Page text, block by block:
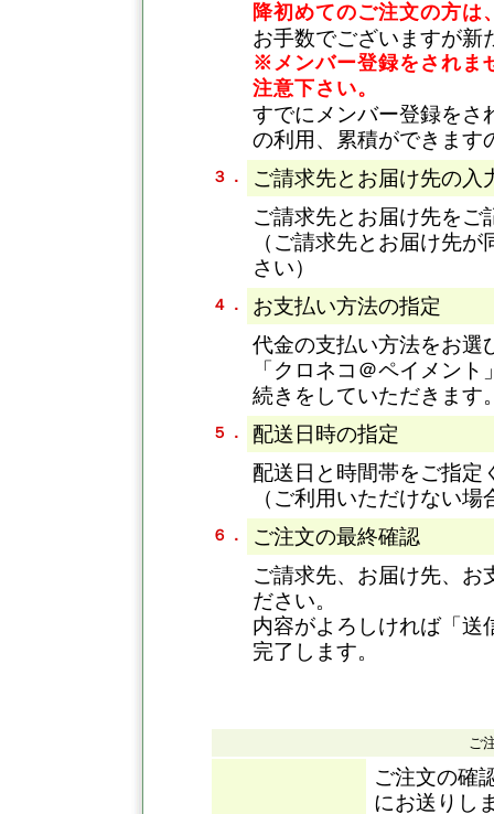
降初めてのご注文の方は
お手数でございますが新
※メンバー登録をされま
注意下さい。
すでにメンバー登録をさ
の利用、累積ができます
３．
ご請求先とお届け先の入
ご請求先とお届け先をご
（ご請求先とお届け先
さい）
４．
お支払い方法の指定
代金の支払い方法をお選
「クロネコ＠ペイメント
続きをしていただきます
５．
配送日時の指定
配送日と時間帯をご指定
（ご利用いただけない
６．
ご注文の最終確認
ご請求先、お届け先、お
ださい。
内容がよろしければ「送
完了します。
ご
ご注文の確
にお送りし